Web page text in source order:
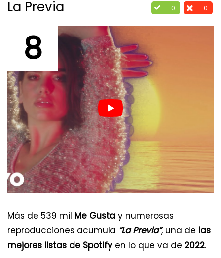
0 0
La Previa
8
Más de 539 mil Me Gusta y numerosas
reproducciones acumula “La Previa”, una de las
mejores listas de Spotify en lo que va de 2022.